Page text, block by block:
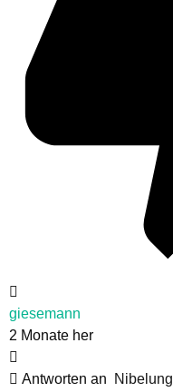
giesemann
2 Monate her
Antworten an
Nibelung